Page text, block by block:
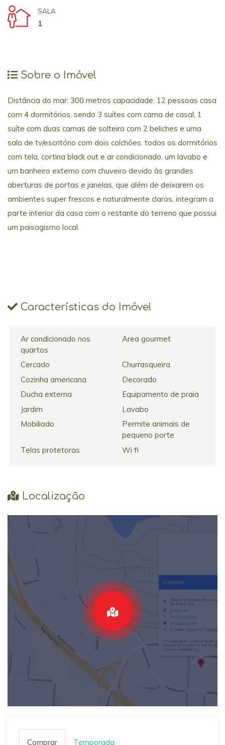
SALA
1
Sobre o Imóvel
Distância do mar: 300 metros capacidade: 12 pessoas casa
com 4 dormitórios, sendo 3 suítes com cama de casal, 1
suíte com duas camas de solteiro com 2 beliches e uma
sala de tv/escritório com dois colchões. todos os dormitórios
com tela, cortina black out e ar condicionado. um lavabo e
um banheiro externo com chuveiro devido às grandes
aberturas de portas e janelas, que além de deixarem os
ambientes super frescos e naturalmente claros, integram a
parte interior da casa com o restante do terreno que possui
um paisagismo local.
Características do Imóvel
Ar condicionado nos
quartos
Area gourmet
Cercado
Churrasqueira
Cozinha americana
Decorado
Ducha externa
Equipamento de praia
Jardim
Lavabo
Mobiliado
Permite animais de
pequeno porte
Telas protetoras
Wi fi
Localização
Comprar Temporada